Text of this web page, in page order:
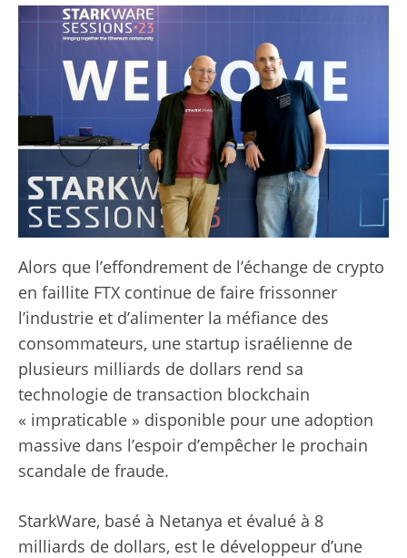
Alors que l’effondrement de l’échange de crypto
en faillite FTX continue de faire frissonner
l’industrie et d’alimenter la méfiance des
consommateurs, une startup israélienne de
plusieurs milliards de dollars rend sa
technologie de transaction blockchain
« impraticable » disponible pour une adoption
massive dans l’espoir d’empêcher le prochain
scandale de fraude.
StarkWare, basé à Netanya et évalué à 8
milliards de dollars, est le développeur d’une